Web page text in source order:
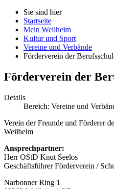
Sie sind hier
Startseite
Mein Weilheim
Kultur und Sport
Vereine und Verbände
Förderverein der
Förderverein der
Details
Bereich: Vereine und
Verein der Freunde und Förderer
Weilheim
Ansprechpartner:
Herr OStD Knut Seelos
Geschäftsführer Förderverein /
Narbonner Ring 1